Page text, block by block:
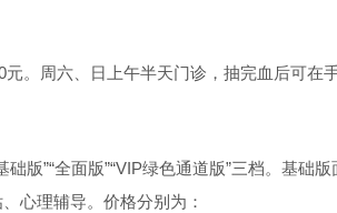
。周六、日上午半天门诊，抽完血后可在
版”“全面版”“VIP绿色通道版”三档。基础
心理辅导。价格分别为：